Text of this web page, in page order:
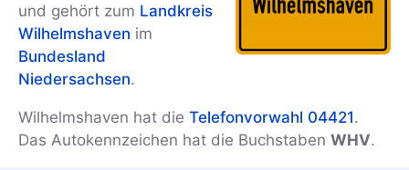
und gehört zum Landkreis
Wilhelmshaven im
Bundesland
Niedersachsen.
Wilhelmshaven hat die Telefonvorwahl 04421.
Das Autokennzeichen hat die Buchstaben WHV.